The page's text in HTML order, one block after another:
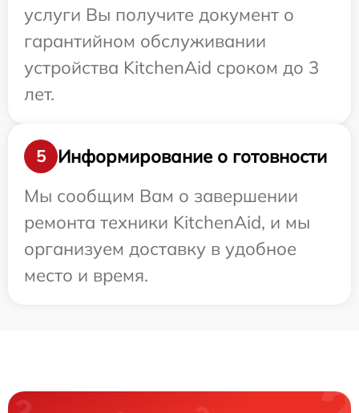
услуги Вы получите документ о
гарантийном обслуживании
устройства KitchenAid сроком до 3
лет.
5
Информирование о готовности
Мы сообщим Вам о завершении
ремонта техники KitchenAid, и мы
организуем доставку в удобное
место и время.